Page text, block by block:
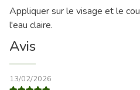
Appliquer sur le visage et le
l'eau claire.
Avis
13/02/2026